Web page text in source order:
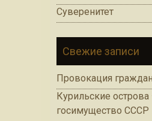
Суверенитет
Свежие записи
Провокация
Курильские острова
госимущество СССР